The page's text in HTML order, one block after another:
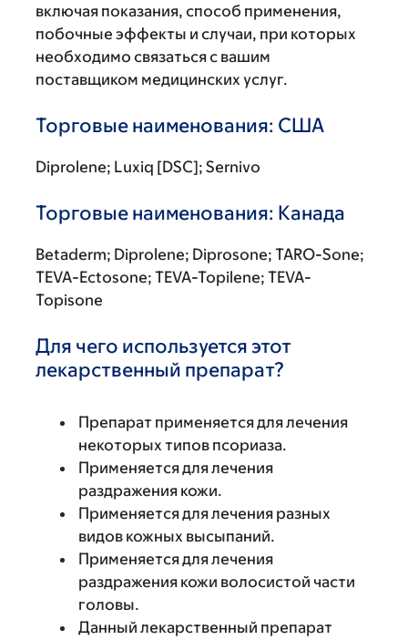
включая показания, способ применения,
побочные эффекты и случаи, при которых
необходимо связаться с вашим
поставщиком медицинских услуг.
Торговые наименования: США
Diprolene; Luxiq [DSC]; Sernivo
Торговые наименования: Канада
Betaderm; Diprolene; Diprosone; TARO-Sone;
TEVA-Ectosone; TEVA-Topilene; TEVA-
Topisone
Для чего используется этот
лекарственный препарат?
Препарат применяется для лечения
некоторых типов псориаза.
Применяется для лечения
раздражения кожи.
Применяется для лечения разных
видов кожных высыпаний.
Применяется для лечения
раздражения кожи волосистой части
головы.
Данный лекарственный препарат